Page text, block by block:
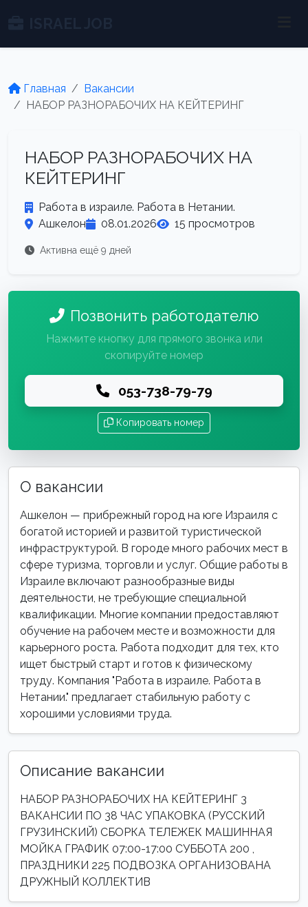
Главная
Вакансии
НАБОР РАЗНОРАБОЧИХ НА КЕЙТЕРИНГ
НАБОР РАЗНОРАБОЧИХ НА
КЕЙТЕРИНГ
Работа в израиле. Работа в Нетании.
Ашкелон
08.01.2026 15 просмотров
Активна ещё 9 дней
Позвонить работодателю
Нажмите кнопку для прямого звонка или
скопируйте номер
053-738-79-79
Копировать номер
О вакансии
Ашкелон — прибрежный город на юге Израиля с
богатой историей и развитой туристической
инфраструктурой. В городе много рабочих мест в
сфере туризма, торговли и услуг. Общие работы в
Израиле включают разнообразные виды
деятельности, не требующие специальной
квалификации. Многие компании предоставляют
обучение на рабочем месте и возможности для
карьерного роста. Работа подходит для тех, кто
ищет быстрый старт и готов к физическому
труду. Компания "Работа в израиле. Работа в
Нетании." предлагает стабильную работу с
хорошими условиями труда.
Описание вакансии
НАБОР РАЗНОРАБОЧИХ НА КЕЙТЕРИНГ 3
ВАКАНСИИ ПО 38 ЧАС УПАКОВКА (РУССКИЙ
ГРУЗИНСКИЙ) СБОРКА ТЕЛЕЖЕК МАШИННАЯ
МОЙКА ГРАФИК 07:00-17:00 СУББОТА 200 ,
ПРАЗДНИКИ 225 ПОДВОЗКА ОРГАНИЗОВАНА
ДРУЖНЫЙ КОЛЛЕКТИВ